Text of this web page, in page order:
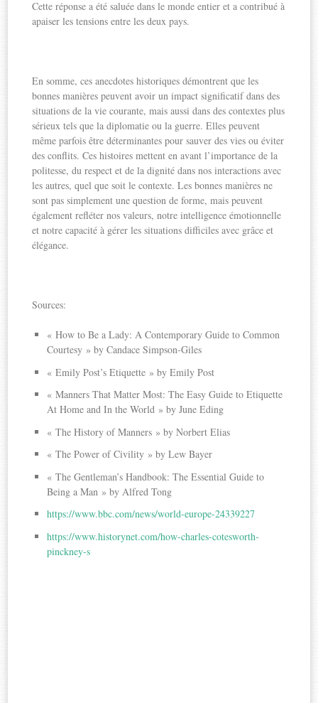
Cette réponse a été saluée dans le monde entier et a contribué à
apaiser les tensions entre les deux pays.
En somme, ces anecdotes historiques démontrent que les
bonnes manières peuvent avoir un impact significatif dans des
situations de la vie courante, mais aussi dans des contextes plus
sérieux tels que la diplomatie ou la guerre. Elles peuvent
même parfois être déterminantes pour sauver des vies ou éviter
des conflits. Ces histoires mettent en avant l’importance de la
politesse, du respect et de la dignité dans nos interactions avec
les autres, quel que soit le contexte. Les bonnes manières ne
sont pas simplement une question de forme, mais peuvent
également refléter nos valeurs, notre intelligence émotionnelle
et notre capacité à gérer les situations difficiles avec grâce et
élégance.
Sources:
« How to Be a Lady: A Contemporary Guide to Common
Courtesy » by Candace Simpson-Giles
« Emily Post’s Etiquette » by Emily Post
« Manners That Matter Most: The Easy Guide to Etiquette
At Home and In the World » by June Eding
« The History of Manners » by Norbert Elias
« The Power of Civility » by Lew Bayer
« The Gentleman’s Handbook: The Essential Guide to
Being a Man » by Alfred Tong
https://www.bbc.com/news/world-europe-24339227
https://www.historynet.com/how-charles-cotesworth-
pinckney-s